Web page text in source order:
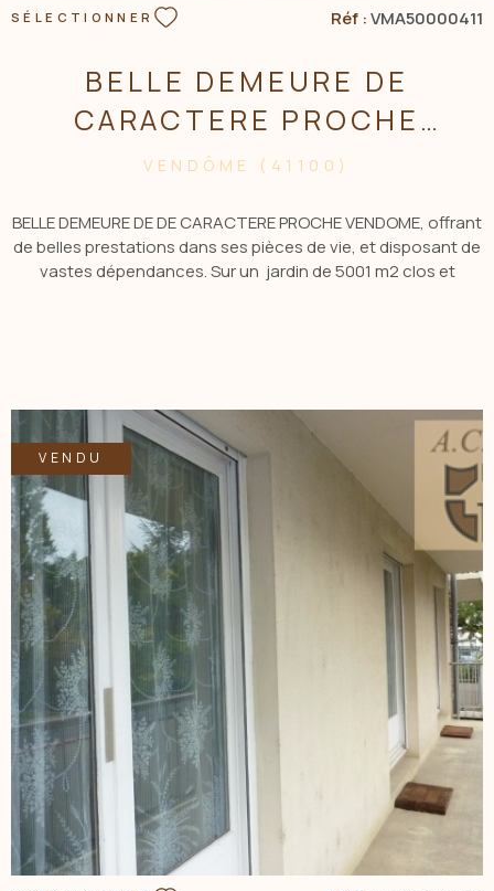
SÉLECTIONNER Réf :VMA50000411
BELLE DEMEURE DE
CARACTERE PROCHE
VENDOME
VENDÔME (41100)
BELLE DEMEURE DE DE CARACTERE PROCHE VENDOME, offrant
de belles prestations dans ses pièces de vie, et disposant de
vastes dépendances. Sur un jardin de 5001 m2 clos et
SDE, WC, cuisine.Dépendances, grand atelier de 233 m2 et
grange de 81 m2.CONTACTER Mme QUILLON Elisabeth Agent
commercial Tél: 06.15.15.45.42
VENDU
VOIR LE BIEN